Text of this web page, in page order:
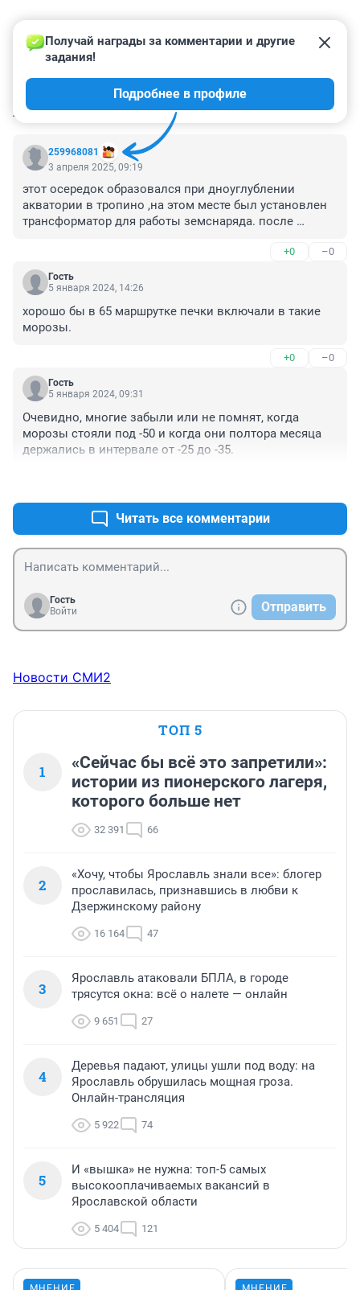
КОММЕНТАРИИ 22
259968081
Получай награды за комментарии и другие
задания!
Подробнее в профиле
3 апреля 2025, 09:19
этот осередок образовался при дноуглублении
акватории в тропино ,на этом месте был установлен
трансформатор для работы земснаряда. после
воздействием волн размыло и при нормальном
уровне воды перестал быть виден. и где автор
отыскал понятие "снежура"?на реке при начале
издающая шум и после образуется постояннный лед
+0 –0
Гость
5 января 2024, 14:26
хорошо бы в 65 маршрутке печки включали в такие
морозы.
+0 –0
Гость
5 января 2024, 09:31
Очевидно, многие забыли или не помнят, когда
морозы стояли под -50 и когда они полтора месяца
держались в интервале от -25 до -35.
Читать все комментарии
Гость
Войти
Отправить
Новости СМИ2
ТОП 5
1
«Сейчас бы всё это запретили»:
истории из пионерского лагеря,
которого больше нет
32 391 66
2
«Хочу, чтобы Ярославль знали все»: блогер
прославилась, признавшись в любви к
Дзержинскому району
16 164 47
3
Ярославль атаковали БПЛА, в городе
трясутся окна: всё о налете — онлайн
9 651 27
4
Деревья падают, улицы ушли под воду: на
Ярославль обрушилась мощная гроза.
Онлайн-трансляция
5 922 74
5
И «вышка» не нужна: топ-5 самых
высокооплачиваемых вакансий в
Ярославской области
5 404 121